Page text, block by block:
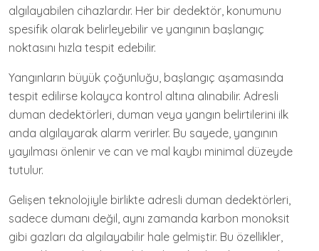
algılayabilen cihazlardır. Her bir dedektör, konumunu
spesifik olarak belirleyebilir ve yangının başlangıç
noktasını hızla tespit edebilir.
Yangınların büyük çoğunluğu, başlangıç aşamasında
tespit edilirse kolayca kontrol altına alınabilir. Adresli
duman dedektörleri, duman veya yangın belirtilerini ilk
anda algılayarak alarm verirler. Bu sayede, yangının
yayılması önlenir ve can ve mal kaybı minimal düzeyde
tutulur.
Gelişen teknolojiyle birlikte adresli duman dedektörleri,
sadece dumanı değil, aynı zamanda karbon monoksit
gibi gazları da algılayabilir hale gelmiştir. Bu özellikler,